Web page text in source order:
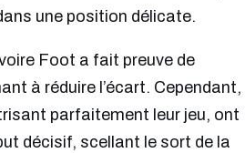
une position délicate.
Foot a fait preuve de
à réduire l’écart. Cependant,
parfaitement leur jeu, ont
décisif, scellant le sort de la